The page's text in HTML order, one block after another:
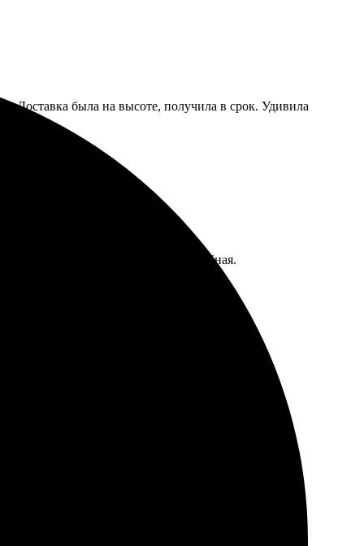
Доставка была на высоте, получила в срок. Удивила
отличное, а доставка быстрая и удобная.
Рекомендую всем!
Отправил фото, выбор бумаги, и через пару дней